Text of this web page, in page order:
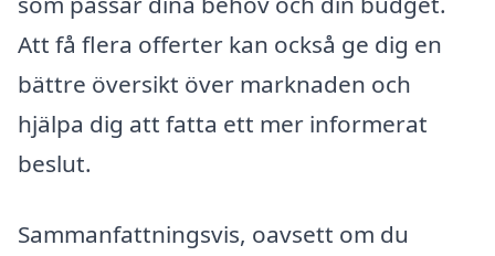
Att få flera offerter kan också ge dig en
bättre översikt över marknaden och
hjälpa dig att fatta ett mer informerat
beslut.
Sammanfattningsvis, oavsett om du